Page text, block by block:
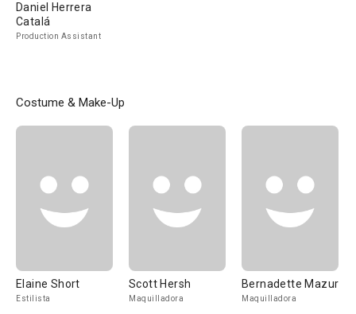
Daniel Herrera
Catalá
Production Assistant
Costume & Make-Up
Elaine Short
Estilista
Scott Hersh
Maquilladora
Bernadette Mazur
Maquilladora